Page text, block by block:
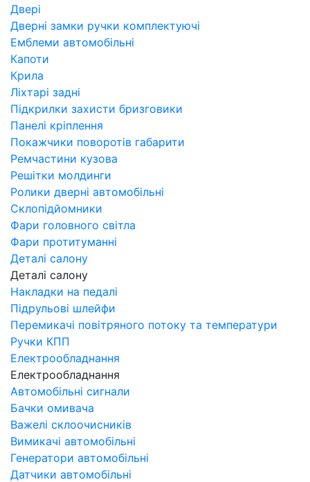
Двері
Дверні замки ручки комплектуючі
Емблеми автомобільні
Капоти
Крила
Ліхтарі задні
Підкрилки захисти бризговики
Панелі кріплення
Покажчики поворотів габарити
Ремчастини кузова
Решітки молдинги
Ролики дверні автомобільні
Склопідйомники
Фари головного світла
Фари протитуманні
Деталі салону
Деталі салону
Накладки на педалі
Підрульові шлейфи
Перемикачі повітряного потоку та температури
Ручки КПП
Електрообладнання
Електрообладнання
Автомобільні сигнали
Бачки омивача
Важелі склоочисників
Вимикачі автомобільні
Генератори автомобільні
Датчики автомобільні